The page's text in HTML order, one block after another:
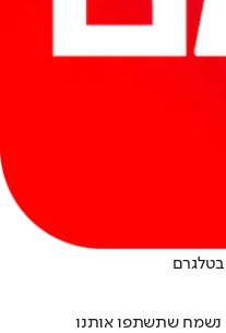
נשמח שתשתפו אותנו